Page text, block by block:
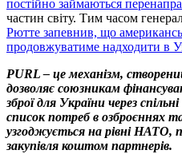
постійно займаються
частин світу. Тим часом
Рютте запевнив, що
продовжуватиме надходити в
PURL – це механізм,
дозволяє союзникам
зброї для України через
список потреб в озброєннях
узгоджується на рівні НАТО,
закупівля коштом партнерів.